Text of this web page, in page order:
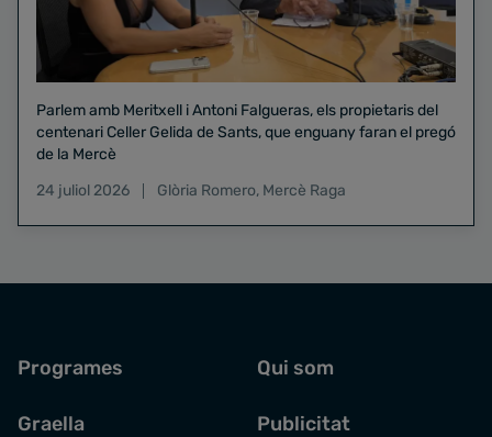
Parlem amb Meritxell i Antoni Falgueras, els propietaris del
centenari Celler Gelida de Sants, que enguany faran el pregó
de la Mercè
24 juliol 2026
Glòria Romero, Mercè Raga
Programes
Graella
Qui som
Publicitat